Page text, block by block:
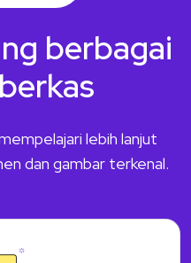
berbagai
lebih lanjut
dan gambar terkenal.